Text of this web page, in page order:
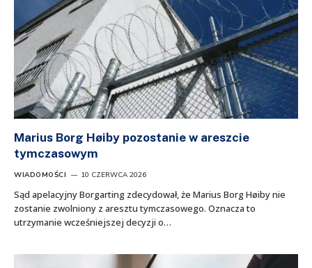
Marius Borg Høiby pozostanie w areszcie
tymczasowym
WIADOMOŚCI 10 CZERWCA 2026
Sąd apelacyjny Borgarting zdecydował, że Marius Borg Høiby nie
zostanie zwolniony z aresztu tymczasowego. Oznacza to
utrzymanie wcześniejszej decyzji o…